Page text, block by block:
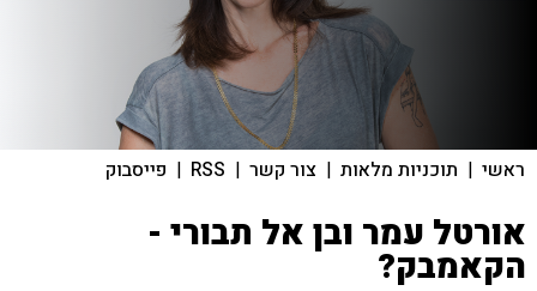
ראשי | תוכניות מלאות | צור קשר |
RSS
| פייסבוק
אורטל עמר ובן אל תבורי -
הקאמבק?